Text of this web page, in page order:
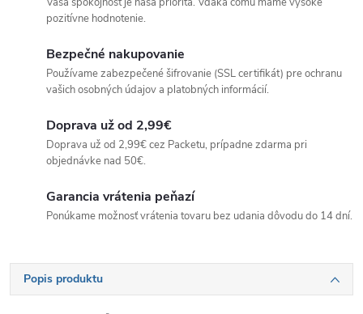
pozitívne hodnotenie.
Bezpečné nakupovanie
Používame zabezpečené šifrovanie (SSL certifikát) pre ochranu
vašich osobných údajov a platobných informácií.
Doprava už od 2,99€
Doprava už od 2,99€ cez Packetu, prípadne zdarma pri
objednávke nad 50€.
Garancia vrátenia peňazí
Ponúkame možnosť vrátenia tovaru bez udania dôvodu do 14 dní.
Popis produktu